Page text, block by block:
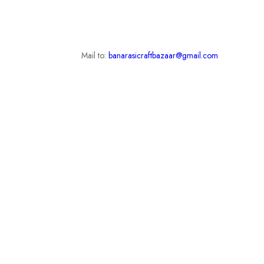
Mail to: banarasicraftbazaar@gmail.com